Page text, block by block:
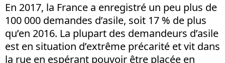
En 2017, la France a enregistré un peu plus de
100 000 demandes d’asile, soit 17 % de plus
qu’en 2016. La plupart des demandeurs d’asile
est en situation d’extrême précarité et vit dans
la rue en espérant pouvoir être placée en